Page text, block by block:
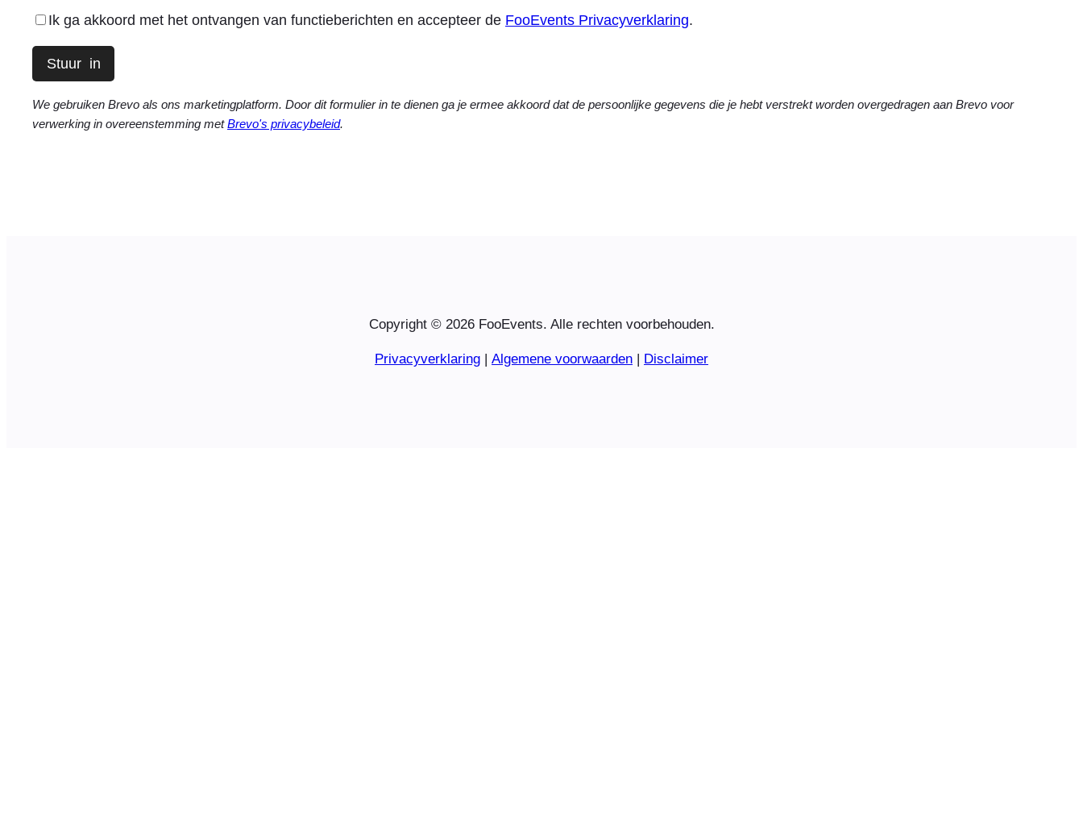
Ik ga akkoord met het ontvangen van functieberichten en accepteer de FooEvents Privacyverklaring.
We gebruiken Brevo als ons marketingplatform. Door dit formulier in te dienen ga je ermee akkoord dat de persoonlijke gegevens die je hebt verstrekt worden overgedragen aan Brevo voor
verwerking in overeenstemming metBrevo's privacybeleid.
Copyright © 2026 FooEvents. Alle rechten voorbehouden.
Privacyverklaring | Algemene voorwaarden | Disclaimer